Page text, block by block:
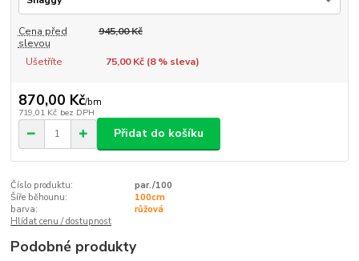
Cena před
slevou
945,00 Kč
Ušetříte 75,00 Kč (8% sleva)
870,00 Kč/bm
719,01 Kč bez DPH
Přidat do košíku
Číslo produktu:
par./100
Šíře běhounu:
100cm
barva:
růžová
Hlídat cenu / dostupnost
Podobné produkty